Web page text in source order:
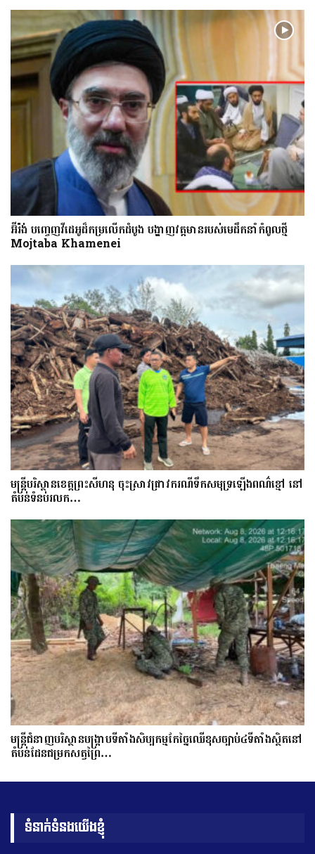
អ៊ីរ៉ង់ បញ្ចេញវីដេអូដ៏កម្រលើក​ដំបូង បង្ហាញ​វត្តមាន​​​របស់​​មេដឹកនាំកំពូលថ្មី
Mojtaba Khamenei
មន្រ្តីបរិស្ថានខេត្តព្រះសីហនុ ចុះស្រាវជ្រាវករណីទឹកសមុទ្រឡើងពណ៌ខ្មៅ នៅ
តំបន់ទំនប់រលក…
មន្ត្រីជំនាញបរិស្ថានបង្រ្កាបទីតាំងសិប្បកម្មកែច្នៃឈើខុសច្បាប់៤ទីតាំងស្ថិតនៅ
តំបន់ដែនជម្រកសត្វព្រៃ…
ទំនាក់ទំនងយើងខ្ញុំ